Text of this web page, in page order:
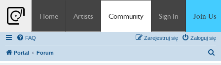
Home Artists Community Sign In Join Us
FAQ Zaloguj się
Zarejestruj się
Portal Forum